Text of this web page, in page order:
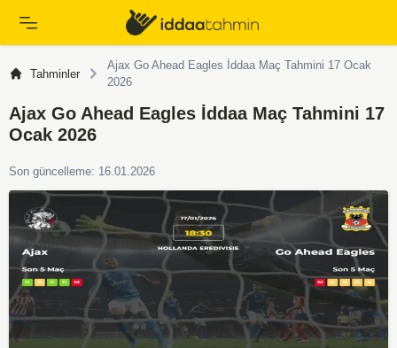
Tahminler
Ajax Go Ahead Eagles İddaa Maç Tahmini 17 Ocak
2026
Ajax Go Ahead Eagles İddaa Maç Tahmini 17
Ocak 2026
Son güncelleme: 16.01.2026